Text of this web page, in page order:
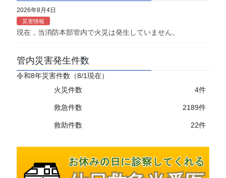
2026年8月4日
災害情報
現在，当消防本部管内で火災は発生していません。
管内災害発生件数
令和8年災害件数（8/1現在）
火災件数
4件
救急件数 2189件
救助件数 22件